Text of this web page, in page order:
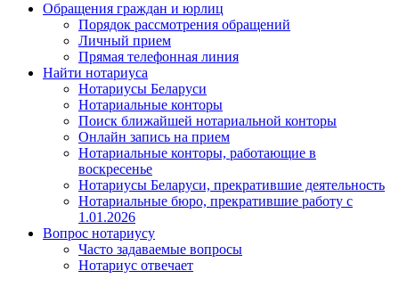
Обращения граждан и юрлиц
Порядок рассмотрения обращений
Личный прием
Прямая телефонная линия
Найти нотариуса
Нотариусы Беларуси
Нотариальные конторы
Поиск ближайшей нотариальной конторы
Онлайн запись на прием
Нотариальные конторы, работающие в
воскресенье
Нотариусы Беларуси, прекратившие деятельность
Нотариальные бюро, прекратившие работу с
1.01.2026
Вопрос нотариусу
Часто задаваемые вопросы
Нотариус отвечает